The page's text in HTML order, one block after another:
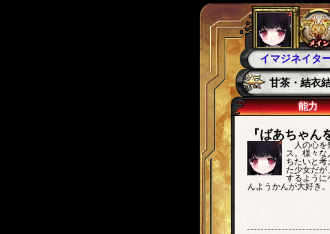
イマジネイタ
甘茶・結衣
能力
ばあちゃん
人の心
ス。様々な
ちたいと
た少女だが
するように
んようかんが大好き。